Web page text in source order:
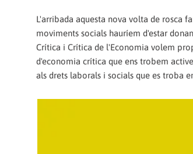
L'arribada aquesta nova volta de rosca
moviments socials hauríem d'estar
Crítica i Crítica de l'Economia volem
d'economia crítica que ens trobem
als drets laborals i socials que es troba